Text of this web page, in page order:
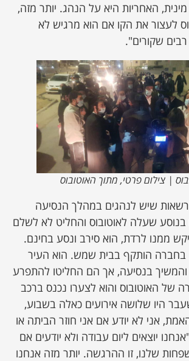
האחריות היא על הנהג. יותר מזה,
לעצור את הקו אם הוא מרגיש לא
שקורים".
| צילום פרטי, מתוך האוטובוס
שיש לנהגים במהלך הנסיעה
בנוסע שעלה לאוטובוס והחליט לא לשלם
ממנו לרדת, הוא סירב ונסע בחינם.
בחברה הותקף בבית שמש. הוא העיר
בנסיעה, אך הם החליטו להתפרע
של האוטובוס והוא לצערו נכנס ברכב
היו שלושה אירועים כאלה בשבוע,
אני לא יודע אם אני חוזר הביתה או
יוצאים ליום עבודה ולא יודעים אם
שלנו, זו ההרגשה. יותר מזה אנחנו